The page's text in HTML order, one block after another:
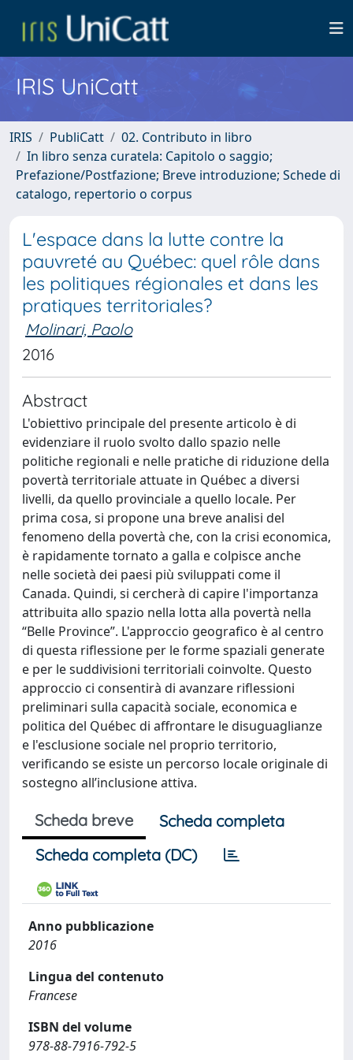
IRIS UniCatt
IRIS PubliCatt
02. Contributo in libro
In libro senza curatela: Capitolo o saggio;
Prefazione/Postfazione; Breve introduzione; Schede di
catalogo, repertorio o corpus
L'espace dans la lutte contre la
pauvreté au Québec: quel rôle dans
les politiques régionales et dans les
pratiques territoriales?
Molinari, Paolo
2016
Abstract
L'obiettivo principale del presente articolo è di
evidenziare il ruolo svolto dallo spazio nelle
politiche regionali e nelle pratiche di riduzione della
povertà territoriale attuate in Québec a diversi
livelli, da quello provinciale a quello locale. Per
prima cosa, si propone una breve analisi del
fenomeno della povertà che, con la crisi economica,
è rapidamente tornato a galla e colpisce anche
nelle società dei paesi più sviluppati come il
Canada. Quindi, si cercherà di capire l'importanza
attribuita allo spazio nella lotta alla povertà nella
“Belle Province”. L'approccio geografico è al centro
di questa riflessione per le forme spaziali generate
e per le suddivisioni territoriali coinvolte. Questo
approccio ci consentirà di avanzare riflessioni
preliminari sulla capacità sociale, economica e
politica del Québec di affrontare le disuguaglianze
e l'esclusione sociale nel proprio territorio,
verificando se esiste un percorso locale originale di
sostegno all’inclusione attiva.
Scheda breve
Scheda completa
Scheda completa (DC)
Anno pubblicazione
2016
Lingua del contenuto
Francese
ISBN del volume
978-88-7916-792-5